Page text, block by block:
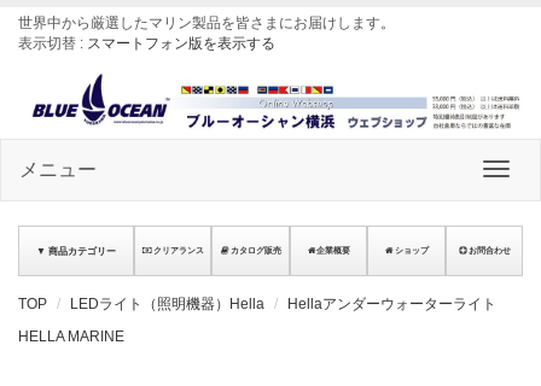
世界中から厳選したマリン製品を皆さまにお届けします。
表示切替 : スマートフォン版を表示する
メニュー
▼ 商品カテゴリー クリアランス カタログ販売 企業概要 ショップ お問合わせ
TOP LEDライト（照明機器）Hella
Hellaアンダーウォーターライト
HELLA MARINE